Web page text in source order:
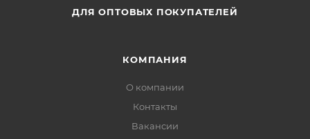
ДЛЯ ОПТОВЫХ ПОКУПАТЕЛЕЙ
КОМПАНИЯ
О компании
Контакты
Вакансии